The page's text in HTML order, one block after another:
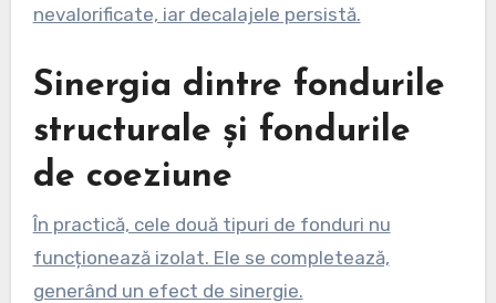
nevalorificate, iar decalajele persistă.
Sinergia dintre fondurile
structurale și fondurile
de coeziune
În practică, cele două tipuri de fonduri nu
funcționează izolat. Ele se completează,
generând un efect de sinergie.